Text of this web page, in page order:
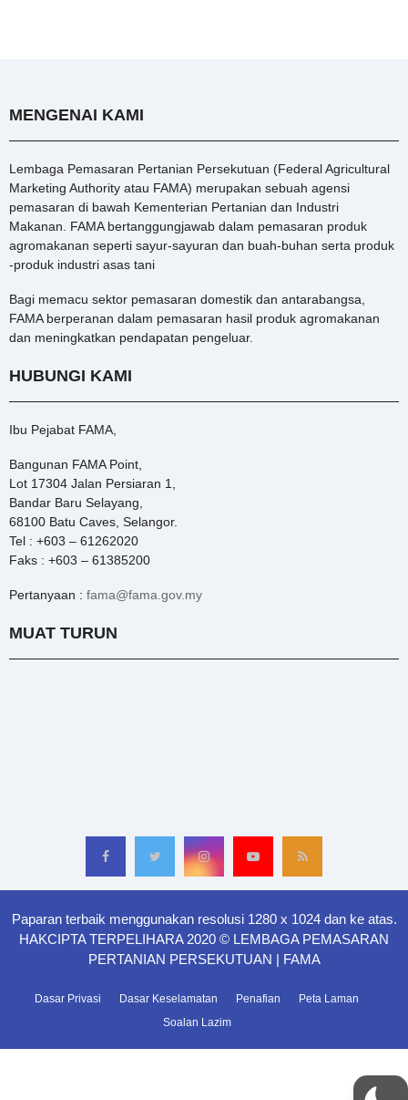
MENGENAI KAMI
Lembaga Pemasaran Pertanian Persekutuan (Federal Agricultural
Marketing Authority atau FAMA) merupakan sebuah agensi
pemasaran di bawah Kementerian Pertanian dan Industri
Makanan. FAMA bertanggungjawab dalam pemasaran produk
agromakanan seperti sayur-sayuran dan buah-buhan serta produk
-produk industri asas tani
Bagi memacu sektor pemasaran domestik dan antarabangsa,
FAMA berperanan dalam pemasaran hasil produk agromakanan
dan meningkatkan pendapatan pengeluar.
HUBUNGI KAMI
Ibu Pejabat FAMA,
Bangunan FAMA Point,
Lot 17304 Jalan Persiaran 1,
Bandar Baru Selayang,
68100 Batu Caves, Selangor.
Tel : +603 – 61262020
Faks : +603 – 61385200
Pertanyaan : fama@fama.gov.my
MUAT TURUN
Paparan terbaik menggunakan resolusi 1280 x 1024 dan ke atas.
HAKCIPTA TERPELIHARA 2020 © LEMBAGA PEMASARAN
PERTANIAN PERSEKUTUAN | FAMA
Dasar Privasi Dasar Keselamatan Penafian
Peta Laman
Soalan Lazim